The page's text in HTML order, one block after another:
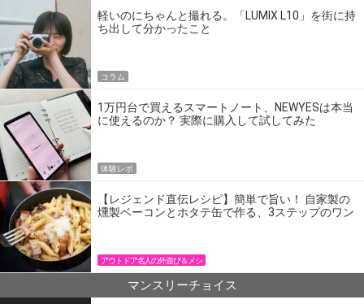
軽いのにちゃんと撮れる。「LUMIX L10」を街に持
ち出して分かったこと
コラム
1万円台で買えるスマートノート、NEWYESは本当
に使えるのか？ 実際に購入して試してみた
体験レポ
【レジェンド直伝レシピ】簡単で旨い！ 自家製の
燻製ベーコンとホタテ缶で作る、3ステップのワン
アウトドア名人の外遊び＆メシ
マンスリーチョイス